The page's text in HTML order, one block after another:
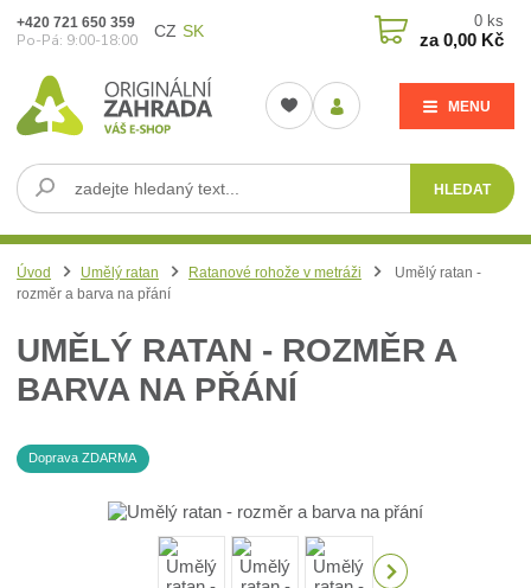
CZ SK
MENU
HLEDAT
+420 721 650 359
Po-Pá: 9:00-18:00
0 ks
za0,00 Kč
Úvod Umělý ratan Ratanové rohože v metráži
Umělý ratan -
rozměr a barva na přání
UMĚLÝ RATAN - ROZMĚR A
BARVA NA PŘÁNÍ
Doprava ZDARMA